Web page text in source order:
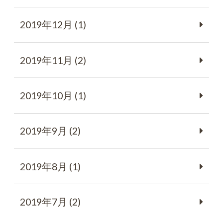
2019年12月 (1)
2019年11月 (2)
2019年10月 (1)
2019年9月 (2)
2019年8月 (1)
2019年7月 (2)